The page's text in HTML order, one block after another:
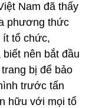
Nam đã thấy
phương thức
ít tổ chức,
nên bắt đầu
bị để bảo
trước tấn
hữu với mọi tổ